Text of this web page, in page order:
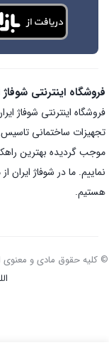
فروشگاه اینترنتی
تجهیزات ساختمانی
موجب گردیده بهترین
نماییم. ما در شوفاژ ایران
هستیم.
© کلیه حقوق مادی و